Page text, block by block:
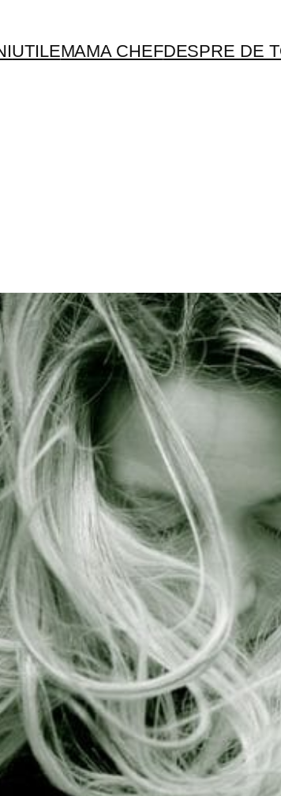
UTILEMAMA CHEFDESPRE DE